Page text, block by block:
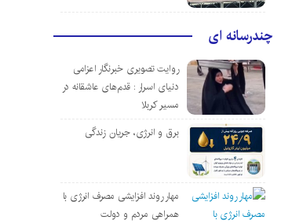
چندرسانه ای
روایت تصویری خبرنگار اعزامی
دنیای اسرار : قدم‌های عاشقانه در
مسیر کربلا
برق و انرژی، جریان زندگی
مهار روند افزایشی مصرف انرژی با
همراهی مردم و دولت